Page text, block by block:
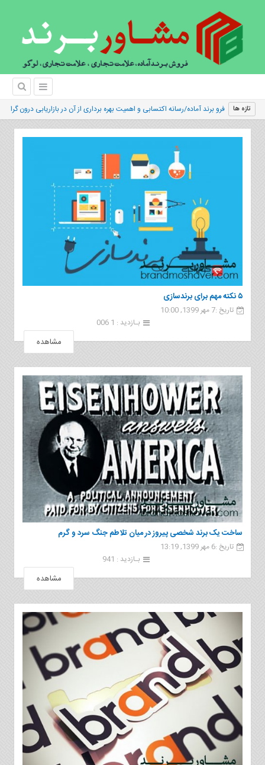
تازه ها فرو برند آماده/رسانه اکتسابی و اهمیت بهره برداری از آن در بازاریابی درون گرا
۵ نکته مهم برای برندسازی
تاریخ :7 مهر 1399, 10:00
بـازدید : 1 006
مشاهده
ساخت یک برند شخصی پیروز در میان تلاطم جنگ سرد و گرم
تاریخ :6 مهر 1399, 13:19
بـازدید : 941
مشاهده